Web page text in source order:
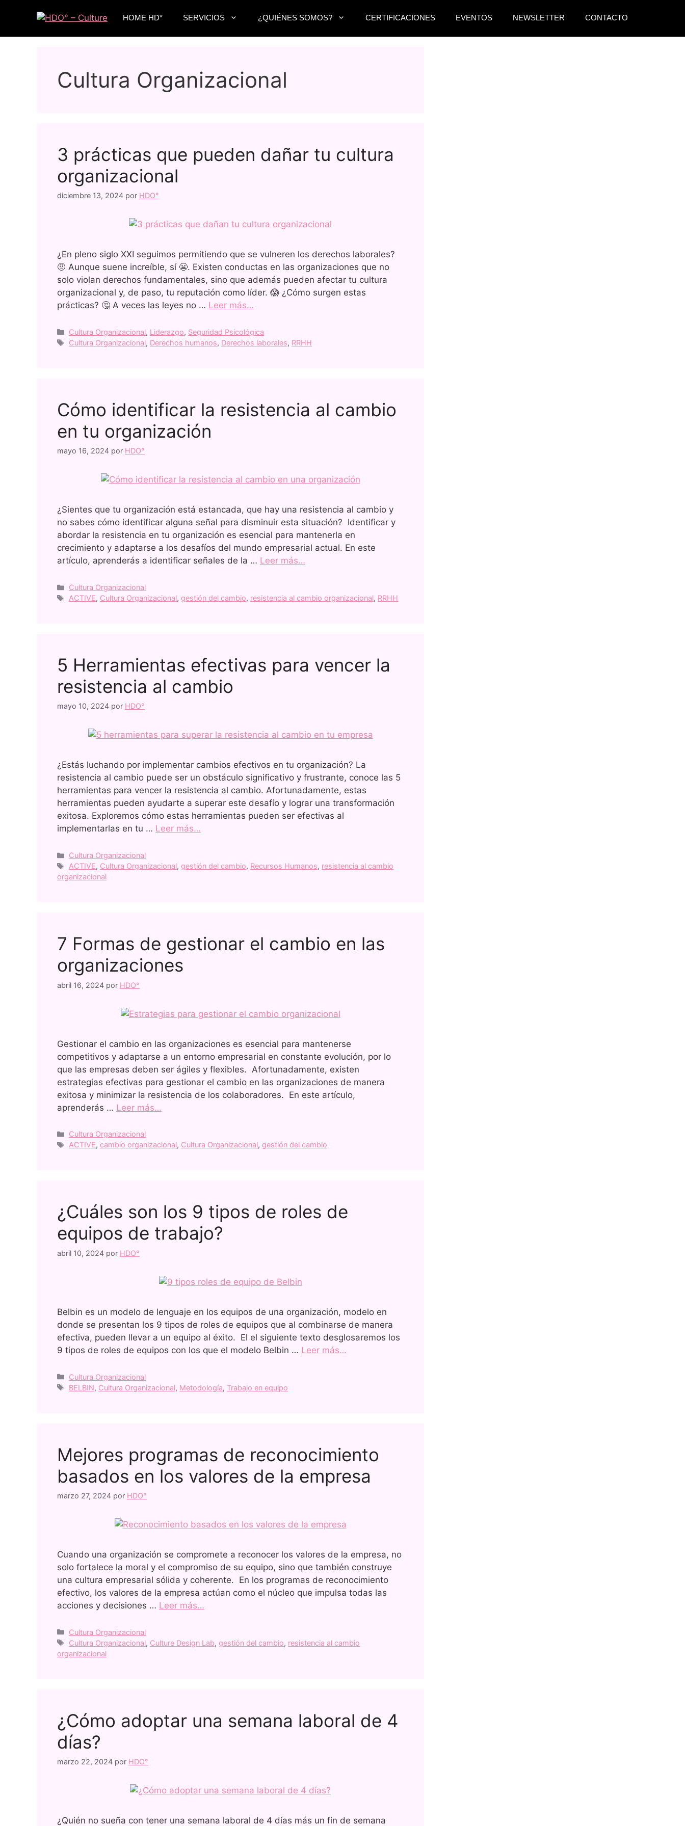
HOME HD* SERVICIOS ¿QUIÉNES SOMOS? CERTIFICACIONES EVENTOS NEWSLETTER CONTACTO
Cultura Organizacional
3 prácticas que pueden dañar tu cultura
organizacional
diciembre 13, 2024 por HDO°
¿En pleno siglo XXI seguimos permitiendo que se vulneren los derechos laborales?
🤨 Aunque suene increíble, sí 😬. Existen conductas en las organizaciones que no
solo violan derechos fundamentales, sino que además pueden afectar tu cultura
organizacional y, de paso, tu reputación como líder. 😱 ¿Cómo surgen estas
prácticas? 🤔 A veces las leyes no … Leer más…
Cultura Organizacional, Liderazgo, Seguridad Psicológica
Cultura Organizacional, Derechos humanos, Derechos laborales, RRHH
Cómo identificar la resistencia al cambio
en tu organización
mayo 16, 2024 por HDO°
¿Sientes que tu organización está estancada, que hay una resistencia al cambio y
no sabes cómo identificar alguna señal para disminuir esta situación? Identificar y
abordar la resistencia en tu organización es esencial para mantenerla en
crecimiento y adaptarse a los desafíos del mundo empresarial actual. En este
artículo, aprenderás a identificar señales de la … Leer más…
Cultura Organizacional
ACTIVE, Cultura Organizacional, gestión del cambio, resistencia al cambio organizacional, RRHH
5 Herramientas efectivas para vencer la
resistencia al cambio
mayo 10, 2024 por HDO°
¿Estás luchando por implementar cambios efectivos en tu organización? La
resistencia al cambio puede ser un obstáculo significativo y frustrante, conoce las 5
herramientas para vencer la resistencia al cambio. Afortunadamente, estas
herramientas pueden ayudarte a superar este desafío y lograr una transformación
exitosa. Exploremos cómo estas herramientas pueden ser efectivas al
implementarlas en tu … Leer más…
Cultura Organizacional
ACTIVE, Cultura Organizacional, gestión del cambio, Recursos Humanos, resistencia al cambio
organizacional
7 Formas de gestionar el cambio en las
organizaciones
abril 16, 2024 por HDO°
Gestionar el cambio en las organizaciones es esencial para mantenerse
competitivos y adaptarse a un entorno empresarial en constante evolución, por lo
que las empresas deben ser ágiles y flexibles. Afortunadamente, existen
estrategias efectivas para gestionar el cambio en las organizaciones de manera
exitosa y minimizar la resistencia de los colaboradores. En este artículo,
aprenderás … Leer más…
Cultura Organizacional
ACTIVE,cambio organizacional, Cultura Organizacional, gestión del cambio
¿Cuáles son los 9 tipos de roles de
equipos de trabajo?
abril 10, 2024 por HDO°
Belbin es un modelo de lenguaje en los equipos de una organización, modelo en
donde se presentan los 9 tipos de roles de equipos que al combinarse de manera
efectiva, pueden llevar a un equipo al éxito. El el siguiente texto desglosaremos los
9 tipos de roles de equipos con los que el modelo Belbin … Leer más…
Cultura Organizacional
BELBIN, Cultura Organizacional, Metodología, Trabajo en equipo
Mejores programas de reconocimiento
basados en los valores de la empresa
marzo 27, 2024 por HDO°
Cuando una organización se compromete a reconocer los valores de la empresa, no
solo fortalece la moral y el compromiso de su equipo, sino que también construye
una cultura empresarial sólida y coherente. En los programas de reconocimiento
efectivo, los valores de la empresa actúan como el núcleo que impulsa todas las
acciones y decisiones … Leer más…
Cultura Organizacional
Cultura Organizacional, Culture Design Lab, gestión del cambio, resistencia al cambio
organizacional
¿Cómo adoptar una semana laboral de 4
días?
marzo 22, 2024 por HDO°
¿Quién no sueña con tener una semana laboral de 4 días más un fin de semana